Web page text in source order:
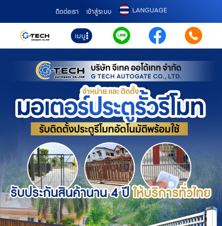
ติดต่อเรา เข้าสู่ระบบ LANGUAGE
เมนู